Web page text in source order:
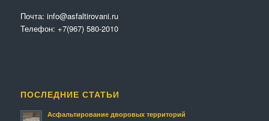
Почта: info@asfaltirovani.ru
Телефон: +7(967) 580-2010
ПОСЛЕДНИЕ СТАТЬИ
Асфальтирование дворовых территорий